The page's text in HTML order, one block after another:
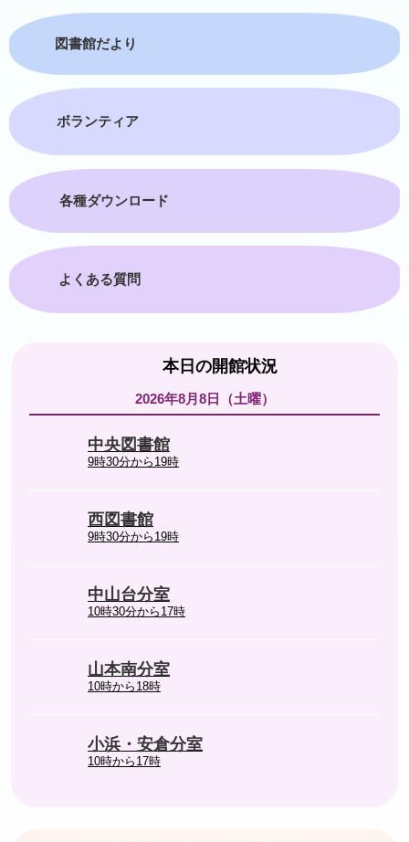
図書館だより
ボランティア
各種ダウンロード
よくある質問
本日の開館状況
2026年8月8日（土曜）
中央図書館
9時30分から19時
西図書館
9時30分から19時
中山台分室
10時30分から17時
山本南分室
10時から18時
小浜・安倉分室
10時から17時